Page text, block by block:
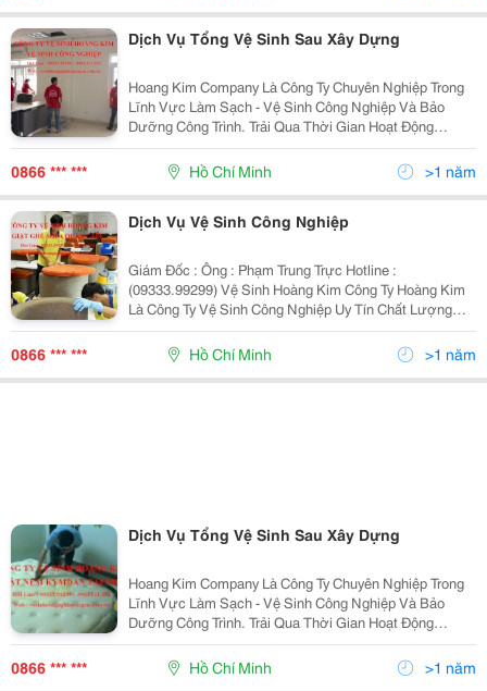
Dịch Vụ Tổng Vệ Sinh Sau Xây Dựng
Hoang Kim Company Là Công Ty Chuyên Nghiệp Trong
Lĩnh Vực Làm Sạch - Vệ Sinh Công Nghiệp Và Bảo
Dưỡng Công Trình. Trải Qua Thời Gian Hoạt Động
Chúng Tôi Ngày Càng Khẳng Định Được Chất Lượng,
Nâng Cao Thương Hiệu Trên Thị Trường, Quy Mô Lao
Động Không
0866 *** *** Hồ Chí Minh >1 năm
Dịch Vụ Vệ Sinh Công Nghiệp
Giám Đốc : Ông : Phạm Trung Trực Hotline :
(09333.99299) Vệ Sinh Hoàng Kim Công Ty Hoàng Kim
Là Công Ty Vệ Sinh Công Nghiệp Uy Tín Chất Lượng
Giá Cả Tốt Nhất Việt Nam Hãy Đến Với Công Ty Vệ Sinh
Hoàng Kim Để Được Trải Nghiệm Dịch Vụ Vệ Sinh
0866 *** *** Hồ Chí Minh >1 năm
Dịch Vụ Tổng Vệ Sinh Sau Xây Dựng
Hoang Kim Company Là Công Ty Chuyên Nghiệp Trong
Lĩnh Vực Làm Sạch - Vệ Sinh Công Nghiệp Và Bảo
Dưỡng Công Trình. Trải Qua Thời Gian Hoạt Động
Chúng Tôi Ngày Càng Khẳng Định Được Chất Lượng,
Nâng Cao Thương Hiệu Trên Thị Trường, Quy Mô Lao
Động Không
0866 *** *** Hồ Chí Minh >1 năm